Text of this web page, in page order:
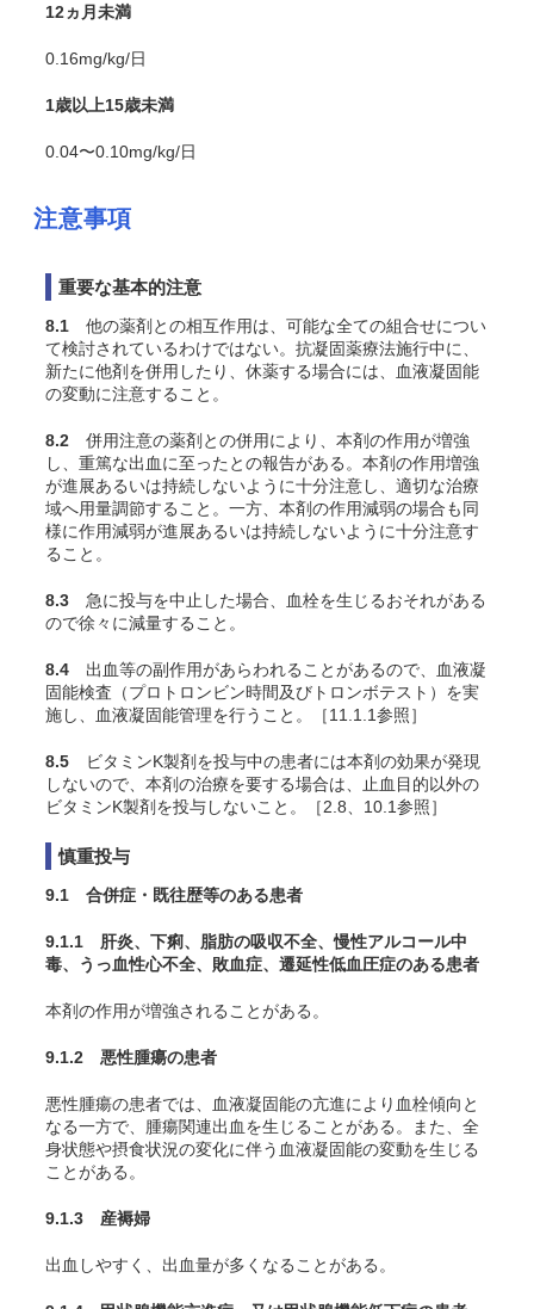
12ヵ月未満
0.16mg/kg/日
1歳以上15歳未満
0.04〜0.10mg/kg/日
注意事項
重要な基本的注意
8.1 他の薬剤との相互作用は、可能な全ての組合せについ
て検討されているわけではない。抗凝固薬療法施行中に、
新たに他剤を併用したり、休薬する場合には、血液凝固能
の変動に注意すること。
8.2 併用注意の薬剤との併用により、本剤の作用が増強
し、重篤な出血に至ったとの報告がある。本剤の作用増強
が進展あるいは持続しないように十分注意し、適切な治療
域へ用量調節すること。一方、本剤の作用減弱の場合も同
様に作用減弱が進展あるいは持続しないように十分注意す
ること。
8.3 急に投与を中止した場合、血栓を生じるおそれがある
ので徐々に減量すること。
8.4 出血等の副作用があらわれることがあるので、血液凝
固能検査（プロトロンビン時間及びトロンボテスト）を実
施し、血液凝固能管理を行うこと。［11.1.1参照］
8.5 ビタミンK製剤を投与中の患者には本剤の効果が発現
しないので、本剤の治療を要する場合は、止血目的以外の
ビタミンK製剤を投与しないこと。［2.8、10.1参照］
慎重投与
9.1 合併症・既往歴等のある患者
9.1.1 肝炎、下痢、脂肪の吸収不全、慢性アルコール中
毒、うっ血性心不全、敗血症、遷延性低血圧症のある患者
本剤の作用が増強されることがある。
9.1.2 悪性腫瘍の患者
悪性腫瘍の患者では、血液凝固能の亢進により血栓傾向と
なる一方で、腫瘍関連出血を生じることがある。また、全
身状態や摂食状況の変化に伴う血液凝固能の変動を生じる
ことがある。
9.1.3 産褥婦
出血しやすく、出血量が多くなることがある。